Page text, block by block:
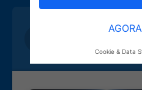
Cookie & Data